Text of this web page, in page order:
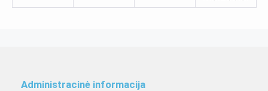
Administracinė informacija